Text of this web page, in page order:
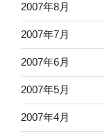
2007年8月
2007年7月
2007年6月
2007年5月
2007年4月